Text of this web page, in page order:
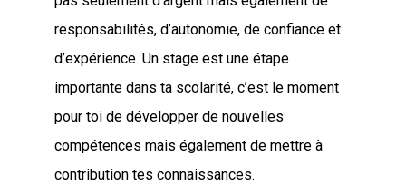
responsabilités, d’autonomie, de confiance et
d’expérience. Un stage est une étape
importante dans ta scolarité, c’est le moment
pour toi de développer de nouvelles
compétences mais également de mettre à
contribution tes connaissances.